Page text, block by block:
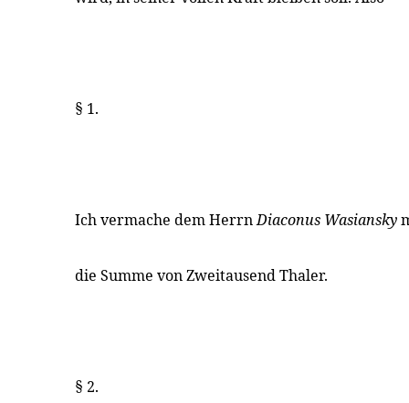
§ 1.
Ich vermache dem HerrnDiaconus Wasiansky
die Summe von Zweitausend Thaler.
§ 2.